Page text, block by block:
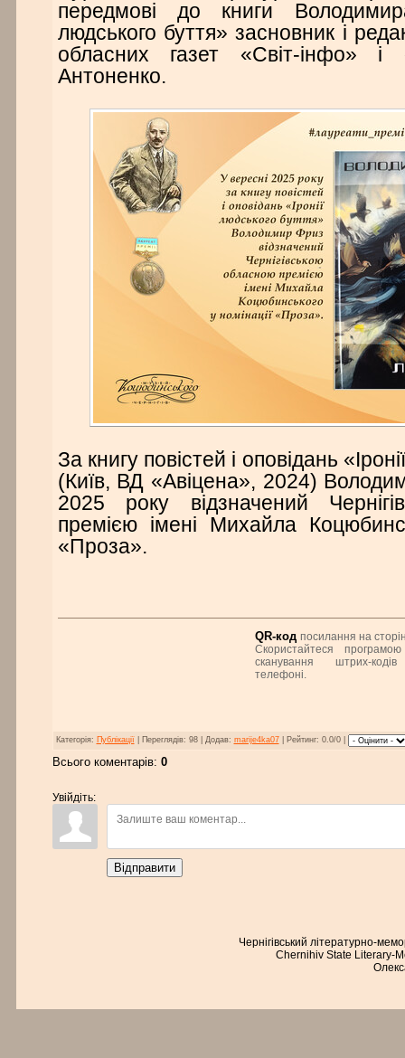
передмові до книги
людського буття» засновник і
обласних газет «Світ-інфо»
Антоненко.
За книгу повістей і оповідань
(Київ, ВД «Авіцена», 2024)
2025 року відзначений
премією імені Михайла
«Проза».
QR-код посилання на
Скористайтеся
сканування штрих-
телефоні.
Категорія: Публікації| Переглядів: 98 | Додав: marije4ka07| Рейтинг: 0.0/0 |
Всього коментарів: 0
Увійдіть:
Відправити
Чернігівський літературно-
Chernihiv State Literary-